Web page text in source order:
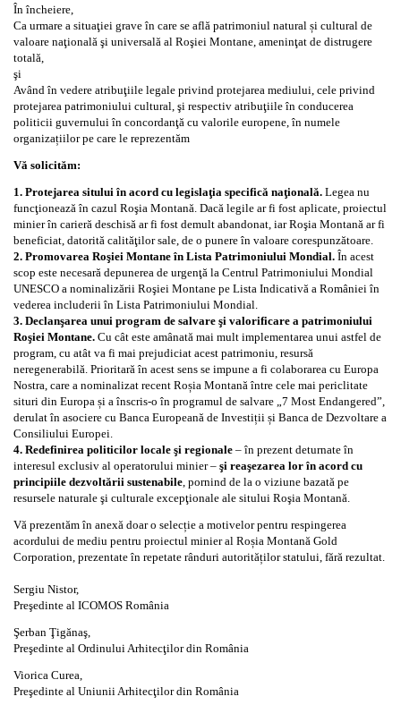
În încheiere,
Ca urmare a situaţiei grave în care se află patrimoniul natural și cultural de
valoare naţională şi universală al Roşiei Montane, ameninţat de distrugere
totală,
şi
Având în vedere atribuţiile legale privind protejarea mediului, cele privind
protejarea patrimoniului cultural, şi respectiv atribuţiile în conducerea
politicii guvernului în concordanţă cu valorile europene, în numele
organizațiilor pe care le reprezentăm
Vă solicităm:
1. Protejarea sitului în acord cu legislaţia specifică naţională. Legea nu
funcţionează în cazul Roşia Montană. Dacă legile ar fi fost aplicate, proiectul
minier în carieră deschisă ar fi fost demult abandonat, iar Roşia Montană ar fi
beneficiat, datorită calităţilor sale, de o punere în valoare corespunzătoare.
2. Promovarea Roşiei Montane în Lista Patrimoniului Mondial. În acest
scop este necesară depunerea de urgenţă la Centrul Patrimoniului Mondial
UNESCO a nominalizării Roşiei Montane pe Lista Indicativă a României în
vederea includerii în Lista Patrimoniului Mondial.
3. Declanşarea unui program de salvare şi valorificare a patrimoniului
Roşiei Montane. Cu cât este amânată mai mult implementarea unui astfel de
program, cu atât va fi mai prejudiciat acest patrimoniu, resursă
neregenerabilă. Prioritară în acest sens se impune a fi colaborarea cu Europa
Nostra, care a nominalizat recent Roșia Montană între cele mai periclitate
situri din Europa și a înscris-o în programul de salvare „7 Most Endangered”,
derulat în asociere cu Banca Europeană de Investiții și Banca de Dezvoltare a
Consiliului Europei.
4. Redefinirea politicilor locale şi regionale – în prezent deturnate în
interesul exclusiv al operatorului minier – şi reaşezarea lor în acord cu
principiile dezvoltării sustenabile, pornind de la o viziune bazată pe
resursele naturale şi culturale excepţionale ale sitului Roşia Montană.
Vă prezentăm în anexă doar o selecție a motivelor pentru respingerea
acordului de mediu pentru proiectul minier al Roșia Montană Gold
Corporation, prezentate în repetate rânduri autorităților statului, fără rezultat.
Sergiu Nistor,
Preşedinte al ICOMOS România
Şerban Ţigănaş,
Preşedinte al Ordinului Arhitecţilor din România
Viorica Curea,
Preşedinte al Uniunii Arhitecţilor din România